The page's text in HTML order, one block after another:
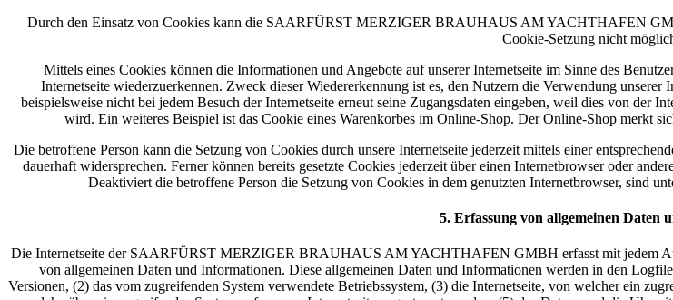
Durch den Einsatz von Cookies kann die SAARFÜRST MERZIGER BRAUHAUS AM YACHTHAFEN
Cookie-Setzung nicht
Mittels eines Cookies können die Informationen und Angebote auf unserer Internetseite im Sinne des
Internetseite wiederzuerkennen. Zweck dieser Wiedererkennung ist es, den Nutzern die Verwendung
beispielsweise nicht bei jedem Besuch der Internetseite erneut seine Zugangsdaten eingeben, weil dies von der
wird. Ein weiteres Beispiel ist das Cookie eines Warenkorbes im Online-Shop. Der Online-Shop merkt
Die betroffene Person kann die Setzung von Cookies durch unsere Internetseite jederzeit mittels einer
dauerhaft widersprechen. Ferner können bereits gesetzte Cookies jederzeit über einen Internetbrowser oder
Deaktiviert die betroffene Person die Setzung von Cookies in dem genutzten Internetbrowser, sind
5. Erfassung von allgemeinen Daten
Die Internetseite der SAARFÜRST MERZIGER BRAUHAUS AM YACHTHAFEN GMBH erfasst mit jedem
von allgemeinen Daten und Informationen. Diese allgemeinen Daten und Informationen werden in den
Versionen, (2) das vom zugreifenden System verwendete Betriebssystem, (3) die Internetseite, von welcher ein